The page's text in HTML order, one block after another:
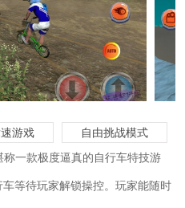
游戏
自由挑战模式
称一款极度逼真的自行车特技游
等待玩家解锁操控。玩家能随时